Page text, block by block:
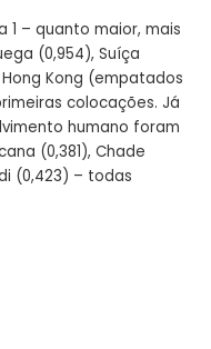
1 – quanto maior, mais
(0,954), Suíça
Kong (empatados
colocações. Já
humano foram
(0,381), Chade
(0,423) – todas